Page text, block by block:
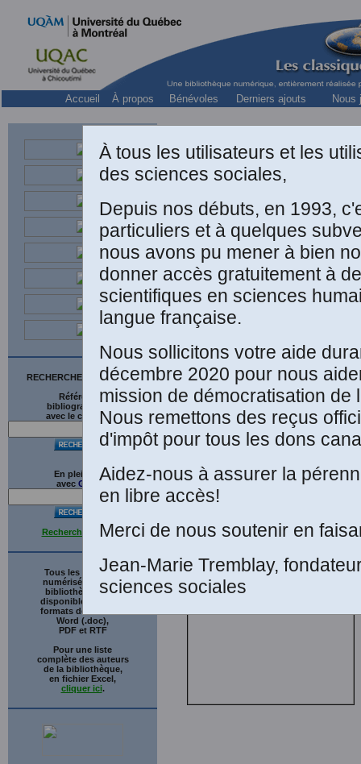
Accueil À propos Bénévoles Derniers ajouts Nous
RECHERCHE SUR LE SITE
Références
bibliographiques
avec le catalogue
En plein texte
avec G g e
Recherche avancée
Tous les ouvrages
numérisés de cette
bibliothèque sont
disponibles en trois
formats de fichiers :
Word (.doc),
PDF et RTF
Pour une liste
complète des auteurs
de la bibliothèque,
en fichier Excel,
cliquer ici.
À tous les utilisateurs et les
des sciences sociales,
Depuis nos débuts, en 1993,
particuliers et à quelques
nous avons pu mener à bien
donner accès gratuitement à
scientifiques en sciences
langue française.
Nous sollicitons votre aide
décembre 2020 pour nous
mission de démocratisation de
Nous remettons des reçus
d'impôt pour tous les dons
Aidez-nous à assurer la
en libre accès!
Merci de nous soutenir en
Jean-Marie Tremblay,
sciences sociales